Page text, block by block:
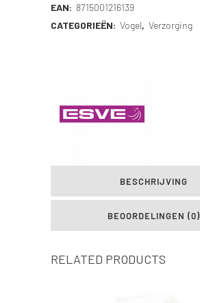
EAN: 8715001216139
CATEGORIEËN: Vogel, Verzorging
BESCHRIJVING
BEOORDELINGEN (0)
RELATED PRODUCTS